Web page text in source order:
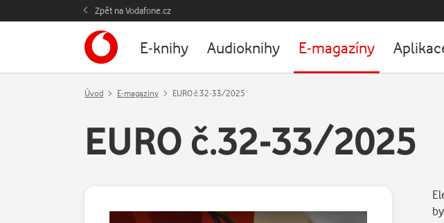
Zpět na Vodafone.cz
E-knihy Audioknihy E-magazíny
Úvod E-magazíny EURO č.32-33/2025
EURO č.32-33/2025